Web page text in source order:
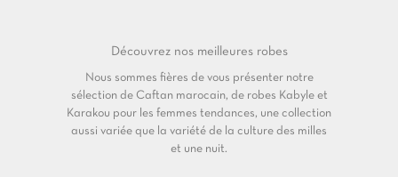
Découvrez nos meilleures robes
Nous sommes fières de vous présenter notre
sélection de Caftan marocain, de robes Kabyle et
Karakou pour les femmes tendances, une collection
aussi variée que la variété de la culture des milles
et une nuit.